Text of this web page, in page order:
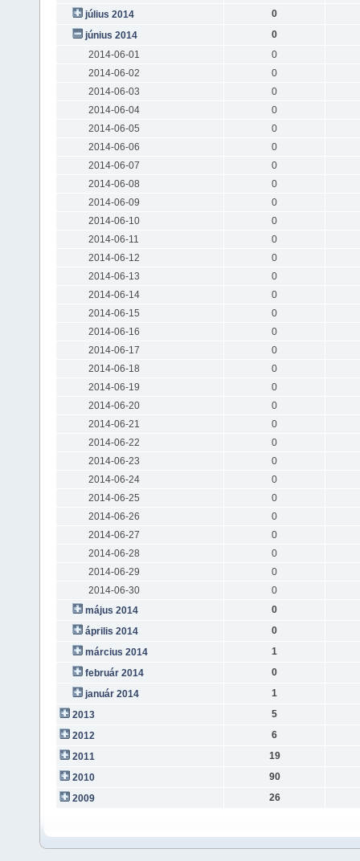
július 2014
0
június 2014
0
2014-06-01
0
2014-06-02
0
2014-06-03
0
2014-06-04
0
2014-06-05
0
2014-06-06
0
2014-06-07
0
2014-06-08
0
2014-06-09
0
2014-06-10
0
2014-06-11
0
2014-06-12
0
2014-06-13
0
2014-06-14
0
2014-06-15
0
2014-06-16
0
2014-06-17
0
2014-06-18
0
2014-06-19
0
2014-06-20
0
2014-06-21
0
2014-06-22
0
2014-06-23
0
2014-06-24
0
2014-06-25
0
2014-06-26
0
2014-06-27
0
2014-06-28
0
2014-06-29
0
2014-06-30
0
május 2014
0
április 2014
0
március 2014
1
február 2014
0
január 2014
1
2013
5
2012
6
2011
19
2010
90
2009
26